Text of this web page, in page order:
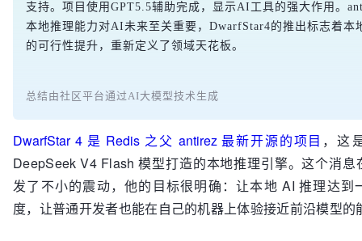
支持。项目使用GPT5.5辅助完成，显示AI工具的强大作用。
本地推理能力对AI未来至关重要，DwarfStar4的推出标志着本
的可行性提升，重新定义了领域天花板。
总结由社区平台通过AI大模型技术生成
DwarfStar 4 是 Redis 之父 antirez 最新开源的项目 ，这
DeepSeek V4 Flash 模型打造的本地推理引擎。这个消息
发了不小的震动，他的目标很明确：让本地 AI 推理达到
度，让普通开发者也能在自己的机器上体验接近前沿模型的